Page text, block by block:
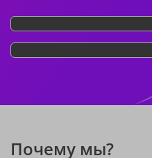
Почему мы?